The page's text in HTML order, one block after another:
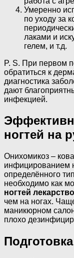
Умеренно
по уходу за
лаками и
гелем, и т.д.
P. S. При первом
обратиться к
диагностика
дают
инфекцией.
ногтей на
Онихомикоз –
инфицированием
определённого
необходимо как
ногтей
чем на ногах.
маникюрном
плохо